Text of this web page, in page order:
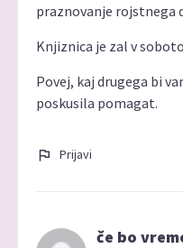
praznovanje rojstnega
Knjiznica je zal v
Povej, kaj drugega bi
poskusila pomagat.
Prijavi
če bo